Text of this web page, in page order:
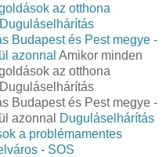
az otthona
Budapest és Pest megye -
azonnal Amikor minden
az otthona
Budapest és Pest megye -
azonnal
Duguláselhárítás
a problémamentes
- SOS